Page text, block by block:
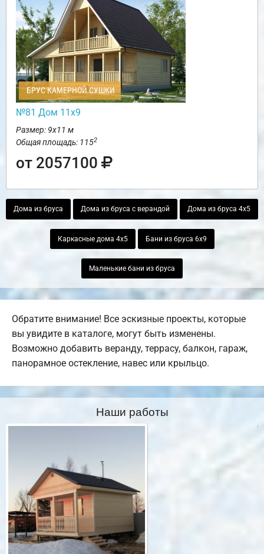
БРУС КАМЕРНОЙ СУШКИ
№81 Дом 11х9
Размер: 9х11 м
Общая площадь: 1152
от 2057100
Дома из бруса Дома из бруса с верандой Дома из бруса 4х5
Каркасные дома 4х5 Бани из бруса 6х9
Маленькие бани из бруса
Обратите внимание! Все эскизные проекты, которые
вы увидите в каталоге, могут быть изменены.
Возможно добавить веранду, террасу, балкон, гараж,
панорамное остекление, навес или крыльцо.
Наши работы